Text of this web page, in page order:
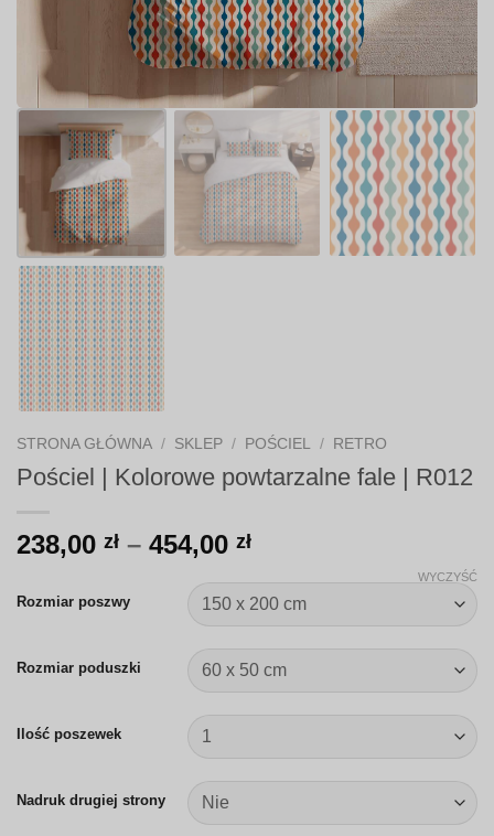
STRONA GŁÓWNA / SKLEP / POŚCIEL / RETRO
Pościel | Kolorowe powtarzalne fale | R012
238,00 zł – 454,00 złZakres
od
238,00 zł
do
454,00 zł
Rozmiar poszwy
Rozmiar poduszki
Ilość poszewek
Nadruk drugiej strony
WYCZYŚĆ